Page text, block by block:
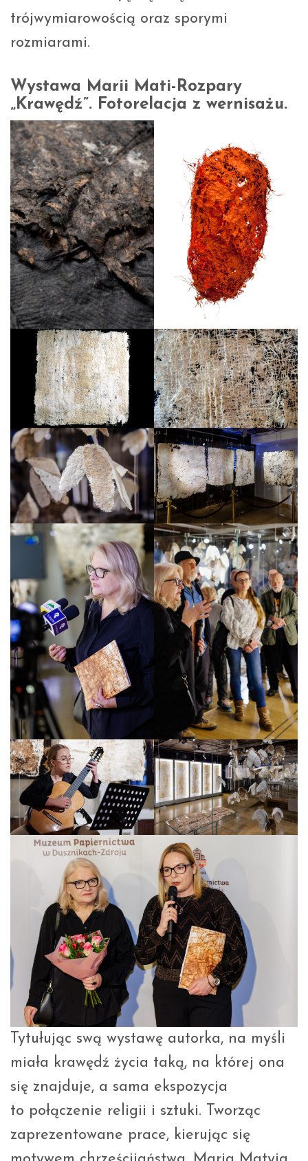
trójwymiarowością oraz sporymi
rozmiarami.
Wystawa Marii Mati-Rozpary
„Krawędź”. Fotorelacja z wernisażu.
Tytułując swą wystawę autorka, na myśli
miała krawędź życia taką, na której ona
się znajduje, a sama ekspozycja
to połączenie religii i sztuki. Tworząc
zaprezentowane prace, kierując się